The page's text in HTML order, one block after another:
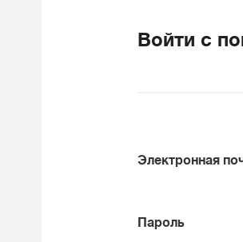
Войти с
Электронная
Пароль